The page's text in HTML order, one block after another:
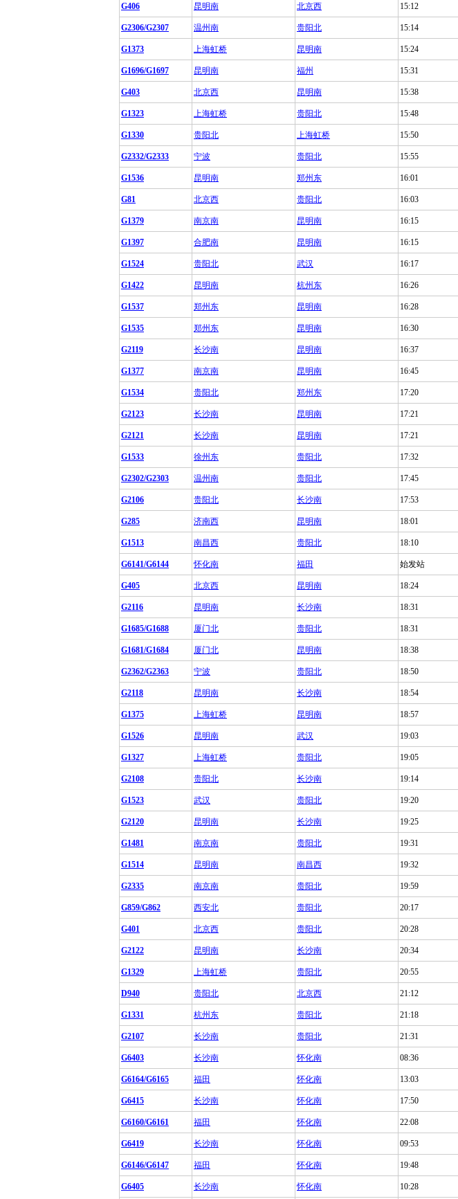
G406 昆明南 北京西 15:12
G2306/G2307 温州南 贵阳北 15:14
G1373 上海虹桥 昆明南 15:24
G1696/G1697 昆明南 福州 15:31
G403 北京西 昆明南 15:38
G1323 上海虹桥 贵阳北 15:48
G1330 贵阳北 上海虹桥 15:50
G2332/G2333 宁波 贵阳北 15:55
G1536 昆明南 郑州东 16:01
G81 北京西 贵阳北 16:03
G1379 南京南 昆明南 16:15
G1397 合肥南 昆明南 16:15
G1524 贵阳北 武汉 16:17
G1422 昆明南 杭州东 16:26
G1537 郑州东 昆明南 16:28
G1535 郑州东 昆明南 16:30
G2119 长沙南 昆明南 16:37
G1377 南京南 昆明南 16:45
G1534 贵阳北 郑州东 17:20
G2123 长沙南 昆明南 17:21
G2121 长沙南 昆明南 17:21
G1533 徐州东 贵阳北 17:32
G2302/G2303 温州南 贵阳北 17:45
G2106 贵阳北 长沙南 17:53
G285 济南西 昆明南 18:01
G1513 南昌西 贵阳北 18:10
G6141/G6144 怀化南 福田 始发站
G405 北京西 昆明南 18:24
G2116 昆明南 长沙南 18:31
G1685/G1688 厦门北 贵阳北 18:31
G1681/G1684 厦门北 昆明南 18:38
G2362/G2363 宁波 贵阳北 18:50
G2118 昆明南 长沙南 18:54
G1375 上海虹桥 昆明南 18:57
G1526 昆明南 武汉 19:03
G1327 上海虹桥 贵阳北 19:05
G2108 贵阳北 长沙南 19:14
G1523 武汉 贵阳北 19:20
G2120 昆明南 长沙南 19:25
G1481 南京南 贵阳北 19:31
G1514 昆明南 南昌西 19:32
G2335 南京南 贵阳北 19:59
G859/G862 西安北 贵阳北 20:17
G401 北京西 贵阳北 20:28
G2122 昆明南 长沙南 20:34
G1329 上海虹桥 贵阳北 20:55
D940 贵阳北 北京西 21:12
G1331 杭州东 贵阳北 21:18
G2107 长沙南 贵阳北 21:31
G6403 长沙南 怀化南 08:36
G6164/G6165 福田 怀化南 13:03
G6415 长沙南 怀化南 17:50
G6160/G6161 福田 怀化南 22:08
G6419 长沙南 怀化南 09:53
G6146/G6147 福田 怀化南 19:48
G6405 长沙南 怀化南 10:28